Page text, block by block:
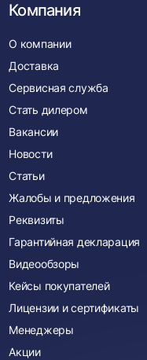
Компания
О компании
Доставка
Сервисная служба
Стать дилером
Вакансии
Новости
Статьи
Жалобы и предложения
Реквизиты
Гарантийная декларация
Видеообзоры
Кейсы покупателей
Лицензии и сертификаты
Менеджеры
Акции